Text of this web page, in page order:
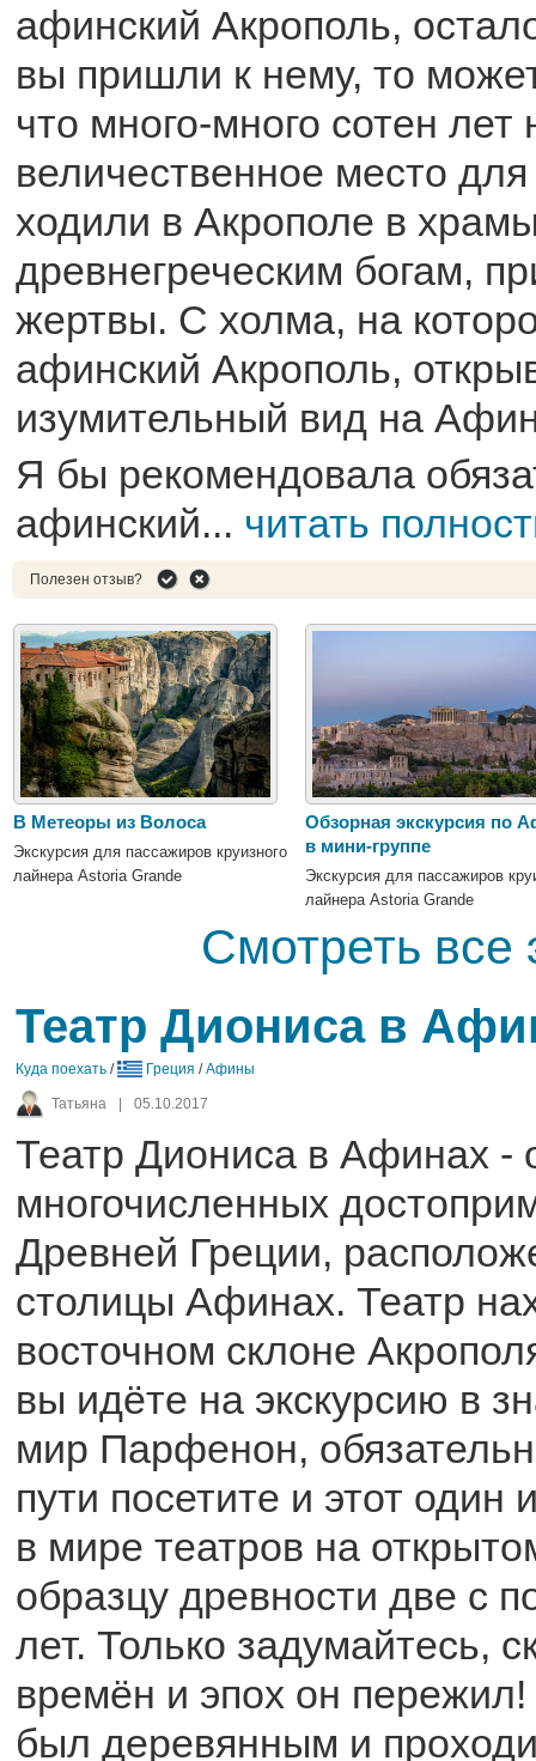
афинский Акрополь,
вы пришли к нему, то
что много-много сотен
величественное место
ходили в Акрополе в
древнегреческим богам,
жертвы. С холма, на
афинский Акрополь,
изумительный вид на
Я бы рекомендовала
афинский... читать
Полезен отзыв?
В Метеоры из Волоса
Экскурсия для пассажиров круизного
лайнера Astoria Grande
Обзорная экскурсия по
в мини-группе
Экскурсия для пассажиров
лайнера Astoria Grande
Смотреть все
Театр Диониса в
Куда поехать / Греция /Афины
Татьяна | 05.10.2017
Театр Диониса в Афинах -
многочисленных
Древней Греции,
столицы Афинах. Театр
восточном склоне
вы идёте на экскурсию в
мир Парфенон,
пути посетите и этот один
в мире театров на
образцу древности две с
лет. Только задумайтесь,
времён и эпох он
был деревянным и